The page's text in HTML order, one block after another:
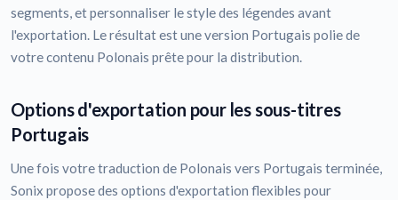
segments, et personnaliser le style des légendes avant
l'exportation. Le résultat est une version Portugais polie de
votre contenu Polonais prête pour la distribution.
Options d'exportation pour les sous-titres
Portugais
Une fois votre traduction de Polonais vers Portugais terminée,
Sonix propose des options d'exportation flexibles pour